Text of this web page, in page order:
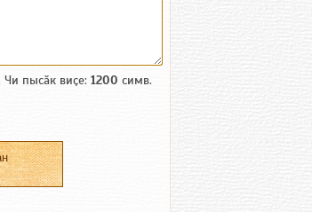
Чи пысӑк виҫе: 1200 симв.